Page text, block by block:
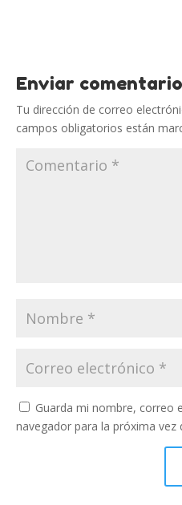
Enviar comentario
Tu dirección de correo
campos obligatorios están
Guarda mi nombre, correo
navegador para la próxima vez